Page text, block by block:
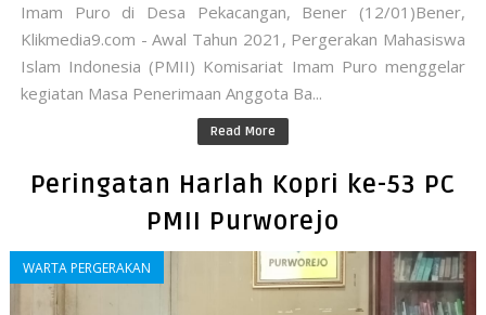
Imam Puro di Desa Pekacangan, Bener (12/01)Bener,
Klikmedia9.com - Awal Tahun 2021, Pergerakan Mahasiswa
Islam Indonesia (PMII) Komisariat Imam Puro menggelar
kegiatan Masa Penerimaan Anggota Ba...
Read More
Peringatan Harlah Kopri ke-53 PC
PMII Purworejo
WARTA PERGERAKAN